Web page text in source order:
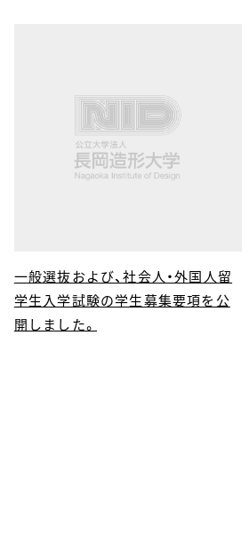
一般選抜および、社会人・外国人留
学生入学試験の学生募集要項を公
開しました。